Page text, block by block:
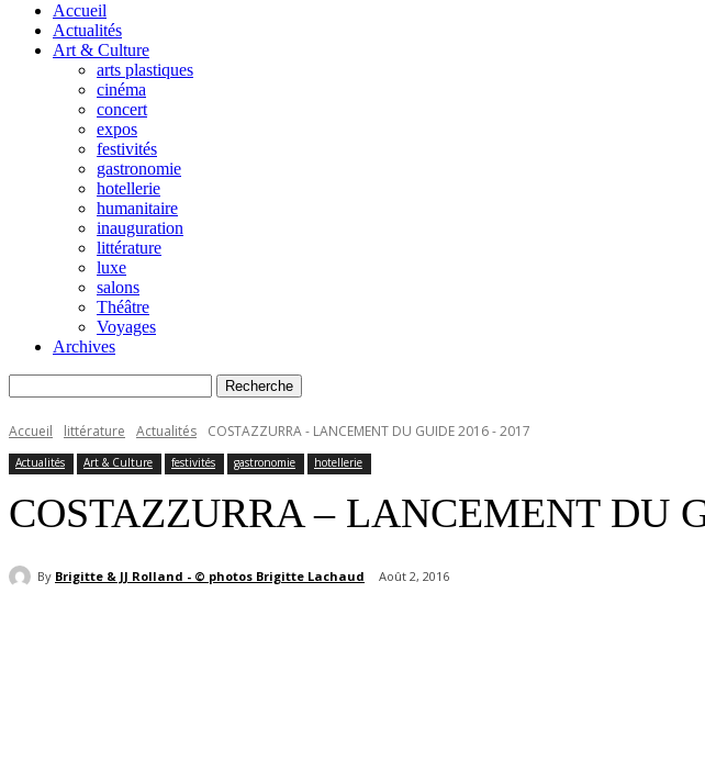
Accueil
Actualités
Art & Culture
arts plastiques
cinéma
concert
expos
festivités
gastronomie
hotellerie
humanitaire
inauguration
littérature
luxe
salons
Théâtre
Voyages
Archives
Accueil littérature Actualités COSTAZZURRA - LANCEMENT DU GUIDE 2016 - 2017
Actualités Art & Culture festivités gastronomie hotellerie
COSTAZZURRA – LANCEMENT DU
By Brigitte & JJ Rolland - © photos Brigitte Lachaud Août 2, 2016